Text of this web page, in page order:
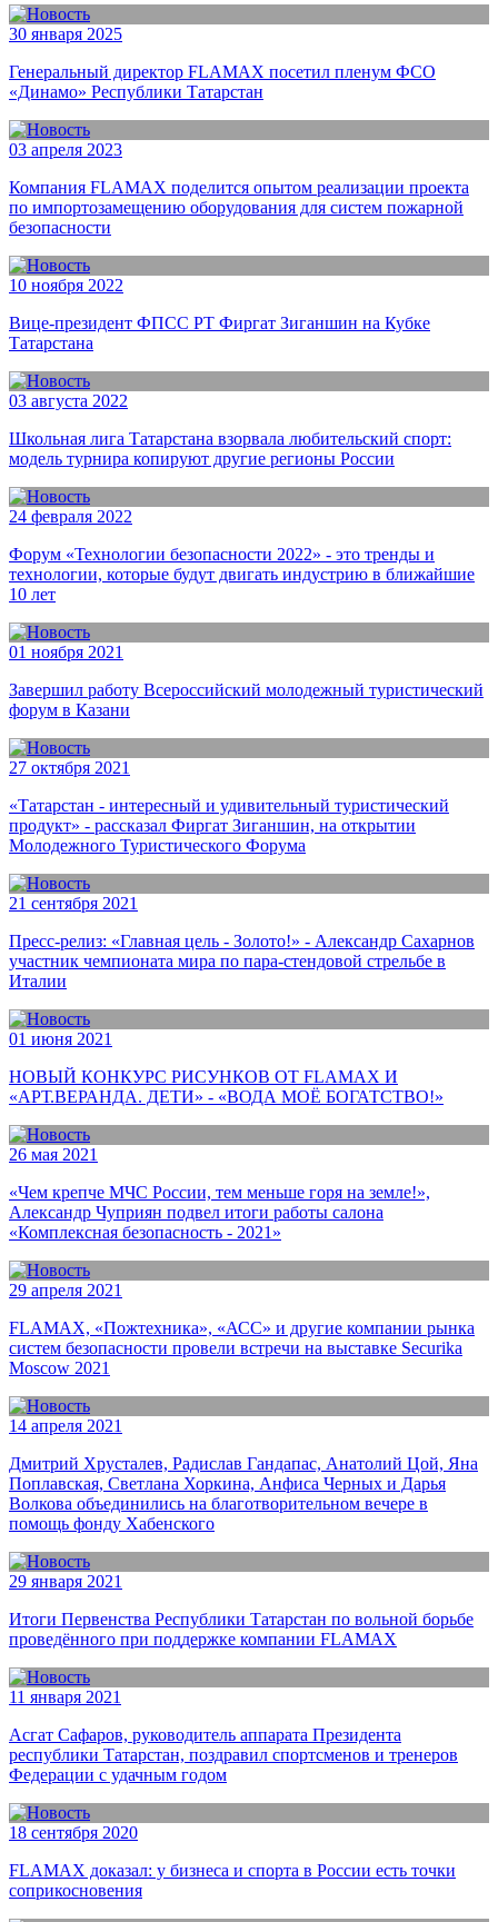
30 января 2025
Генеральный директор FLAMAX посетил пленум ФСО
«Динамо» Республики Татарстан
03 апреля 2023
Компания FLAMAX поделится опытом реализации проекта
по импортозамещению оборудования для систем пожарной
безопасности
10 ноября 2022
Вице-президент ФПСС РТ Фиргат Зиганшин на Кубке
Татарстана
03 августа 2022
Школьная лига Татарстана взорвала любительский спорт:
модель турнира копируют другие регионы России
24 февраля 2022
Форум «Технологии безопасности 2022» - это тренды и
технологии, которые будут двигать индустрию в ближайшие
10 лет
01 ноября 2021
Завершил работу Всероссийский молодежный туристический
форум в Казани
27 октября 2021
«Татарстан - интересный и удивительный туристический
продукт» - рассказал Фиргат Зиганшин, на открытии
Молодежного Туристического Форума
21 сентября 2021
Пресс-релиз: «Главная цель - Золото!» - Александр Сахарнов
участник чемпионата мира по пара-стендовой стрельбе в
Италии
01 июня 2021
НОВЫЙ КОНКУРС РИСУНКОВ ОТ FLAMAX И
«АРТ.ВЕРАНДА. ДЕТИ» - «ВОДА МОЁ БОГАТСТВО!»
26 мая 2021
«Чем крепче МЧС России, тем меньше горя на земле!»,
Александр Чуприян подвел итоги работы салона
«Комплексная безопасность - 2021»
29 апреля 2021
FLAMAX, «Пожтехника», «АСС» и другие компании рынка
систем безопасности провели встречи на выставке Securika
Moscow 2021
14 апреля 2021
Дмитрий Хрусталев, Радислав Гандапас, Анатолий Цой, Яна
Поплавская, Светлана Хоркина, Анфиса Черных и Дарья
Волкова объединились на благотворительном вечере в
помощь фонду Хабенского
29 января 2021
Итоги Первенства Республики Татарстан по вольной борьбе
проведённого при поддержке компании FLAMAX
11 января 2021
Асгат Сафаров, руководитель аппарата Президента
республики Татарстан, поздравил спортсменов и тренеров
Федерации с удачным годом
18 сентября 2020
FLAMAX доказал: у бизнеса и спорта в России есть точки
соприкосновения